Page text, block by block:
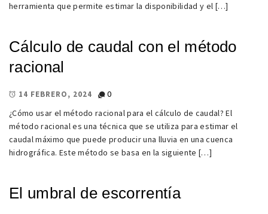
herramienta que permite estimar la disponibilidad y el […]
Cálculo de caudal con el método
racional
14 FEBRERO, 2024
0
¿Cómo usar el método racional para el cálculo de caudal? El
método racional es una técnica que se utiliza para estimar el
caudal máximo que puede producir una lluvia en una cuenca
hidrográfica. Este método se basa en la siguiente […]
El umbral de escorrentía